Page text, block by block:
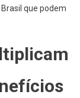
que podem